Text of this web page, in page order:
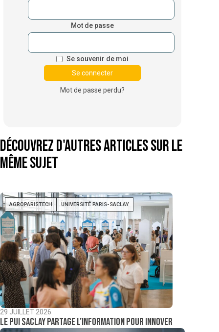
Mot de passe
Se souvenir de moi
Mot de passe perdu?
Découvrez d'autres articles sur le
même sujet
AGROPARISTECH UNIVERSITÉ PARIS-SACLAY
29 JUILLET 2026
Le PUI Saclay partage l’information pour innover